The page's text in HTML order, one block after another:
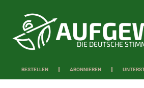
DIE DEUTSCHE
BESTELLEN ABONNIEREN